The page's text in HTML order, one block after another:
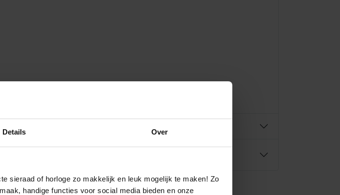
Details Over
sieraad of horloge zo makkelijk en leuk mogelijk te maken! Zo
handige functies voor social media bieden en onze
Z
e
r
t
a